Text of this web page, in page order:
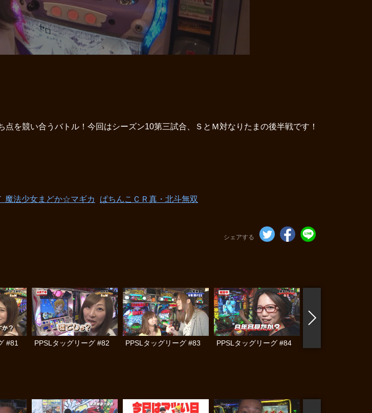
を競い合うバトル！今回はシーズン10第三試合、ＳとＭ対なりたまの後半戦です！
魔法少女まどか☆マギカ
ぱちんこＣＲ真・北斗無双
シェアする
#81 PPSLタッグリーグ #82 PPSLタッグリーグ #83 PPSLタッグリーグ #84